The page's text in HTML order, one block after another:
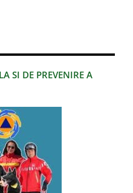
SI DE PREVENIRE A